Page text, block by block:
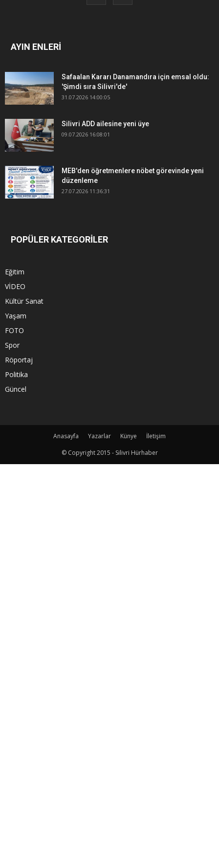
AYIN ENLERİ
Safaalan Kararı Danamandıra için emsal oldu:
'Şimdi sıra Silivri'de'
31.07.2026 14:00:05
Silivri ADD ailesine yeni üye
09.07.2026 16:08:01
MEB'den öğretmenlere nöbet görevinde yeni
düzenleme
27.07.2026 11:36:31
POPÜLER KATEGORİLER
Eğitim
VİDEO
Kültür Sanat
Yaşam
FOTO
Spor
Röportaj
Politika
Güncel
Anasayfa Yazarlar Künye
İletişim
© Copyright 2015 - Silivri Hürhaber